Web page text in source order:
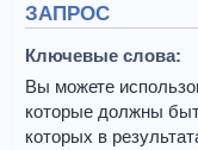
ЗАПРОС
Ключевые слова:
Вы можете
которые должны
которых в